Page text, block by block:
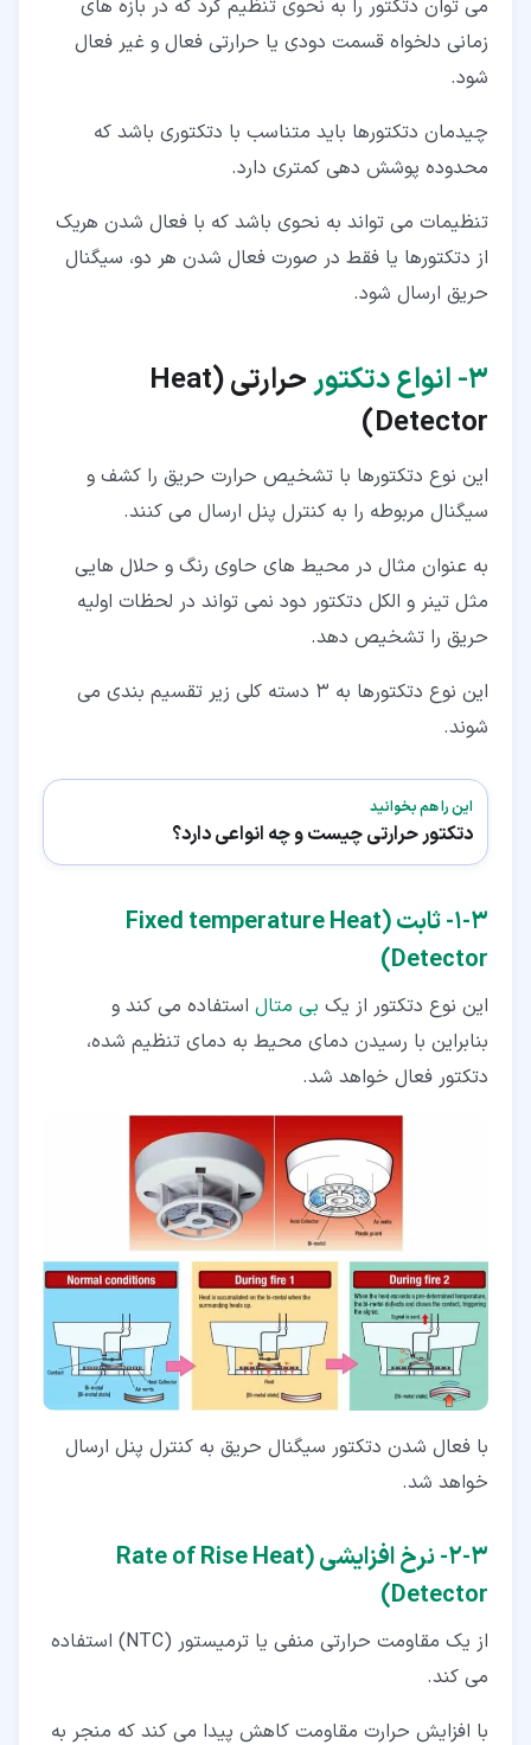
می توان دتکتور را به نحوی تنظیم کرد که در بازه های
زمانی دلخواه قسمت دودی یا حرارتی فعال و غیر فعال
شود.
چیدمان دتکتورها باید متناسب با دتکتوری باشد که
محدوده پوشش دهی کمتری دارد.
تنظیمات می تواند به نحوی باشد که با فعال شدن هریک
از دتکتورها یا فقط در صورت فعال شدن هر دو، سیگنال
حریق ارسال شود.
۳‏- انواع دتکتور حرارتی (Heat
Detector
)
این نوع دتکتورها با تشخیص حرارت حریق را کشف و
سیگنال مربوطه را به کنترل پنل ارسال می کنند.
به عنوان مثال در محیط های حاوی رنگ و حلال هایی
مثل تینر و الکل دتکتور دود نمی تواند در لحظات اولیه
حریق را تشخیص دهد.
این نوع دتکتورها به 3 دسته کلی زیر تقسیم بندی می
شوند.
این را هم بخوانید
دتکتور حرارتی چیست و چه انواعی دارد؟
۳‏-‏۱‏- ثابت (Fixed temperature Heat
Detector)
این نوع دتکتور از یک بی متال استفاده می کند و
بنابراین با رسیدن دمای محیط به دمای تنظیم شده،
دتکتور فعال خواهد شد.
با فعال شدن دتکتور سیگنال حریق به کنترل پنل ارسال
خواهد شد.
۳‏-‏۲‏- نرخ افزایشی (Rate of Rise Heat
Detector)
از یک مقاومت حرارتی منفی یا ترمیستور (NTC) استفاده
می کند.
با افزایش حرارت مقاومت کاهش پیدا می کند که منجر به